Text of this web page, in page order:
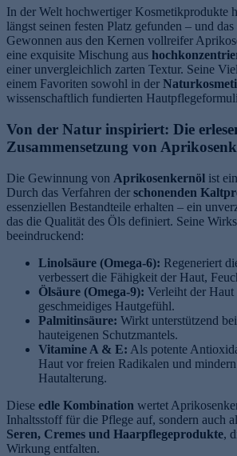
In der Welt hochwertiger Kosmetikprodukte
längst seinen festen Platz gefunden – und
Gewonnen aus den Kernen vollreifer
eine exquisite Mischung aus
einer unvergleichlich zarten Textur. Seine
einem Favoriten sowohl in der
wissenschaftlich fundierten
Von der Natur inspiriert: Die
Zusammensetzung von
Die Gewinnung von Aprikosenkernöl ist
Durch das Verfahren der schonenden
essenziellen Bestandteile erhalten – ein
das die Qualität des Öls definiert. Seine
beeindruckend:
Linolsäure (Omega-6): Regeneriert
verbessert die Fähigkeit der Haut,
Ölsäure (Omega-9): Verleiht der
geschmeidiges Hautgefühl.
Palmitinsäure: Wirkt unterstützend
hauteigenen Schutzmantels.
Vitamine A & E: Als potente
Haut vor freien Radikalen und
Hautalterung.
Diese edle Kombination wertet
Inhaltsstoff für die Pflege auf, sondern auch
Seren, Cremes und Haarpflegeprodukte,
Wirkung entfalten.